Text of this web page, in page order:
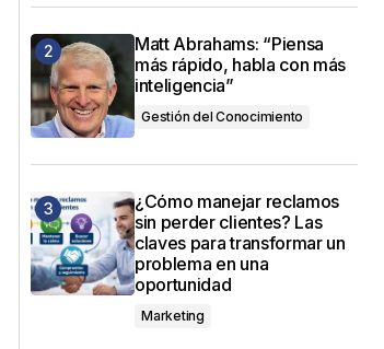
Matt Abrahams: “Piensa
más rápido, habla con más
inteligencia”
Gestión del Conocimiento
¿Cómo manejar reclamos
sin perder clientes? Las
claves para transformar un
problema en una
oportunidad
Marketing